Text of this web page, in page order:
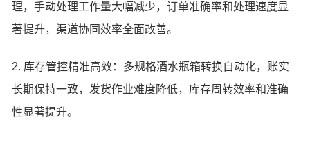
理，手动处理工作量大幅减少，订单准确率和处理速度显
著提升，渠道协同效率全面改善。
2. 库存管控精准高效：多规格酒水瓶箱转换自动化，账实
长期保持一致，发货作业难度降低，库存周转效率和准确
性显著提升。